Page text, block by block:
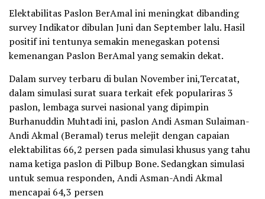
Elektabilitas Paslon BerAmal ini meningkat dibanding
survey Indikator dibulan Juni dan September lalu. Hasil
positif ini tentunya semakin menegaskan potensi
kemenangan Paslon BerAmal yang semakin dekat.
Dalam survey terbaru di bulan November ini,Tercatat,
dalam simulasi surat suara terkait efek populariras 3
paslon, lembaga survei nasional yang dipimpin
Burhanuddin Muhtadi ini, paslon Andi Asman Sulaiman-
Andi Akmal (Beramal) terus melejit dengan capaian
elektabilitas 66,2 persen pada simulasi khusus yang tahu
nama ketiga paslon di Pilbup Bone. Sedangkan simulasi
untuk semua responden, Andi Asman-Andi Akmal
mencapai 64,3 persen